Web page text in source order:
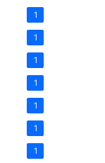
1
1
1
1
1
1
1